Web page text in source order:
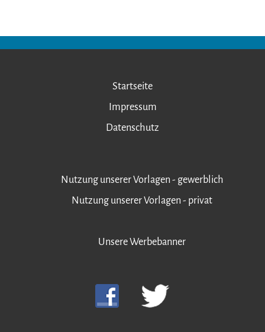
Startseite
Impressum
Datenschutz
Nutzung unserer Vorlagen - gewerblich
Nutzung unserer Vorlagen - privat
Unsere Werbebanner